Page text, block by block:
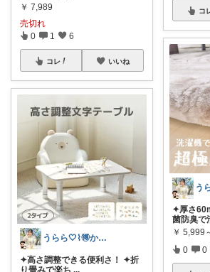
￥ 7,989
売切れ
0 1 6
コレ いいね
うらら🤍⌇🉐かわいい暮らし
✦高さ調整できる便利さ！ ✦折
り畳みで楽ち ...
コ
✦厚さ
菌防臭で
￥ 5,999
0 0